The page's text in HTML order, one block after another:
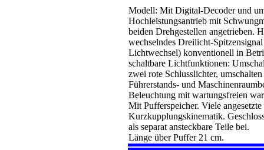
Modell: Mit Digital-Decoder und
Hochleistungsantrieb mit
beiden Drehgestellen angetrieben.
wechselndes Dreilicht-
Lichtwechsel) konventionell in
schaltbare Lichtfunktionen:
zwei rote Schlusslichter,
Führerstands- und
Beleuchtung mit wartungsfreien
Mit Pufferspeicher. Viele
Kurzkupplungskinematik.
als separat ansteckbare Teile bei.
Länge über Puffer 21 cm.